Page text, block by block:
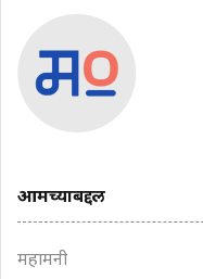
आमच्याबद्दल
महामनी